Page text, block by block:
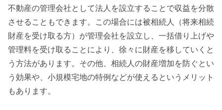
不動産の管理会社として法人を設立することで収益を分散
させることもできます。この場合には被相続人（将来相続
財産を受け取る方）が管理会社を設立し、一括借り上げや
管理料を受け取ることにより、徐々に財産を移していくと
う方法があります。その他、相続人の財産増加を防ぐとい
う効果や、小規模宅地の特例などが使えるというメリット
もあります。